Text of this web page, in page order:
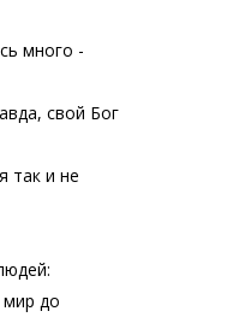
много -
свой Бог
так и не
до